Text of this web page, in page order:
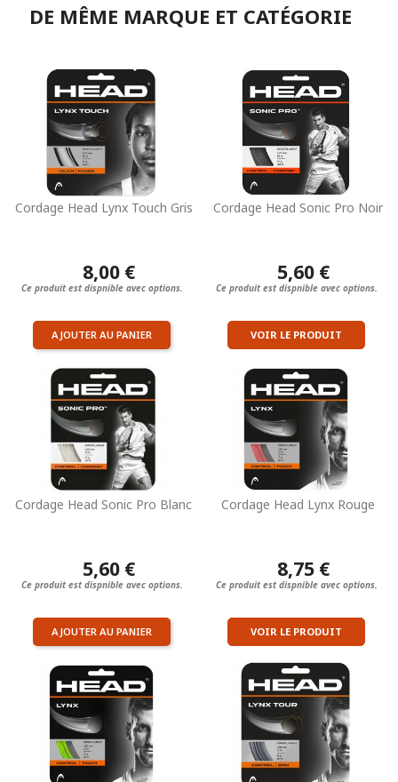
DE MÊME MARQUE ET CATÉGORIE
Cordage Head Lynx Touch Gris
8,00 €
Ce produit est dispnible avec options.
AJOUTER AU PANIER
Cordage Head Sonic Pro Noir
5,60 €
Ce produit est dispnible avec options.
VOIR LE PRODUIT
Cordage Head Sonic Pro Blanc
5,60 €
Ce produit est dispnible avec options.
AJOUTER AU PANIER
Cordage Head Lynx Rouge
8,75 €
Ce produit est dispnible avec options.
VOIR LE PRODUIT